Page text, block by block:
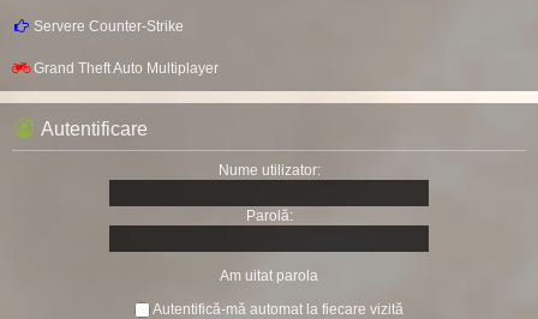
Servere Counter-Strike
Grand Theft Auto Multiplayer
Autentificare
Nume utilizator:
Parolă:
Am uitat parola
Autentifică-mă automat la fiecare vizită